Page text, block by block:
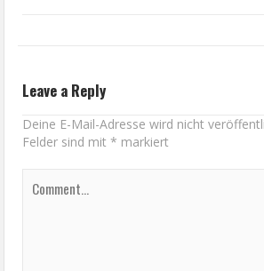
Leave a Reply
Deine E-Mail-Adresse wird nicht
Felder sind mit* markiert